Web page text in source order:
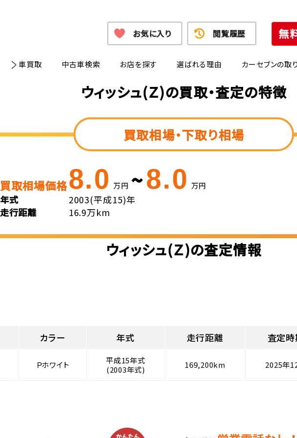
車買取 中古車検索 お店を探す 選ばれる理由 カーセブンの取
お気に入り 閲覧履歴
ウィッシュ(Ｚ)の買取・査定の特徴
買取相場・下取り相場
買取相場価格8.0 万円 ~8.0 万円
年式
2003(平成15)年
走行距離
16.9万km
ウィッシュ(Ｚ)の査定情報
カラー 年式 走行距離 査定時
Ｐホワイト
平成15年式
(2003年式)
169,200km 2025年